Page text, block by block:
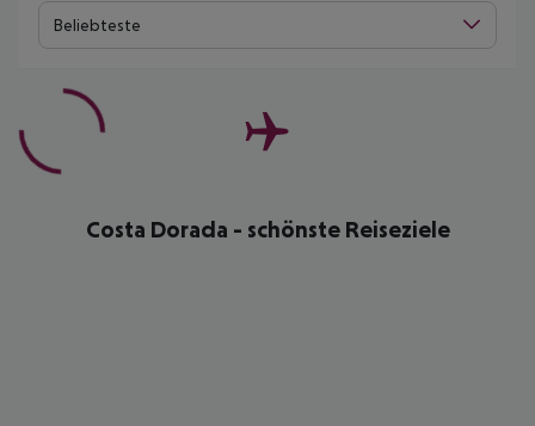
Beliebteste
Costa Dorada - schönste Reiseziele